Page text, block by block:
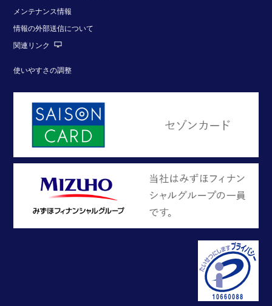
メンテナンス情報
情報の外部送信について
関連リンク
使いやすさの調整